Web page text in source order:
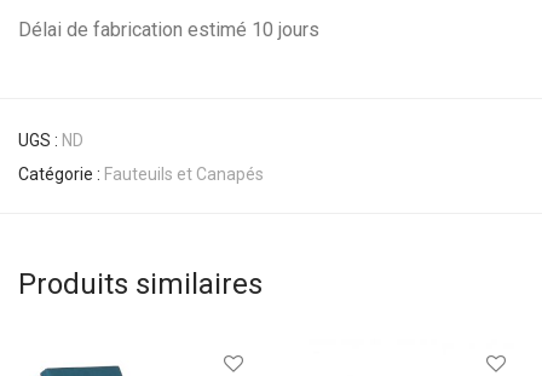
Délai de fabrication estimé 10 jours
UGS : ND
Catégorie : Fauteuils et Canapés
Produits similaires